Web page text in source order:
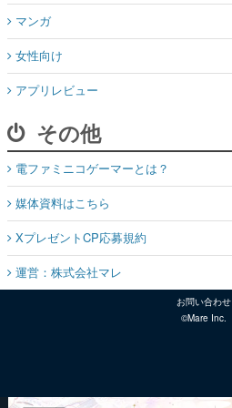
マンガ
女性向け
アプリレビュー
その他
電ファミニコゲーマーとは？
媒体資料はこちら
XプレゼントCP応募規約
運営：株式会社マレ
お問い合わせ
©Mare Inc.